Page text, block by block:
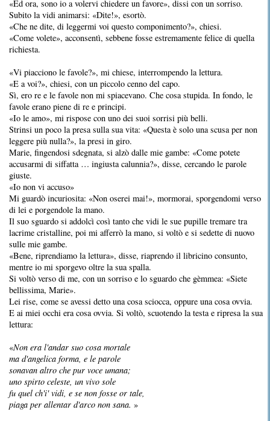
«Ed ora, sono io a volervi chiedere un favore», dissi con un sorriso.
Subito la vidi animarsi: «Dite!», esortò.
«Che ne dite, di leggermi voi questo componimento?», chiesi.
«Come volete», acconsentì, sebbene fosse estremamente felice di quella
richiesta.
«Vi piacciono le favole?», mi chiese, interrompendo la lettura.
«E a voi?», chiesi, con un piccolo cenno del capo.
Sì, ero re e le favole non mi spiacevano. Che cosa stupida. In fondo, le
favole erano piene di re e principi.
«Io le amo», mi rispose con uno dei suoi sorrisi più belli.
Strinsi un poco la presa sulla sua vita: «Questa è solo una scusa per non
leggere più nulla?», la presi in giro.
Marie, fingendosi sdegnata, si alzò dalle mie gambe: «Come potete
accusarmi di siffatta … ingiusta calunnia?», disse, cercando le parole
giuste.
«Io non vi accuso»
Mi guardò incuriosita: «Non oserei mai!», mormorai, sporgendomi verso
di lei e porgendole la mano.
Il suo sguardo si addolcì così tanto che vidi le sue pupille tremare tra
lacrime cristalline, poi mi afferrò la mano, si voltò e si sedette di nuovo
sulle mie gambe.
«Bene, riprendiamo la lettura», disse, riaprendo il libricino consunto,
mentre io mi sporgevo oltre la sua spalla.
Si voltò verso di me, con un sorriso e lo sguardo che gèmmea: «Siete
bellissima, Marie».
Lei rise, come se avessi detto una cosa sciocca, oppure una cosa ovvia.
E ai miei occhi era cosa ovvia. Si voltò, scuotendo la testa e ripresa la sua
lettura:
«Non era l'andar suo cosa mortale
ma d'angelica forma, e le parole
sonavan altro che pur voce umana;
uno spirto celeste, un vivo sole
fu quel ch'i' vidi, e se non fosse or tale,
piaga per allentar d'arco non sana. »